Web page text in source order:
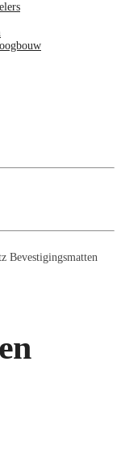
Bevestigingsmatten